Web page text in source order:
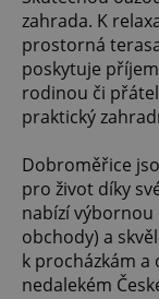
zahrada. K
prostorná
poskytuje
rodinou či
praktický
Dobroměřice
pro život díky
nabízí výbornou
obchody) a
k procházkám a
nedalekém